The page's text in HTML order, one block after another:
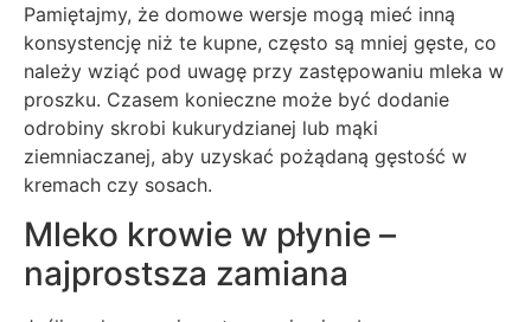
Pamiętajmy, że domowe wersje mogą mieć inną
konsystencję niż te kupne, często są mniej gęste, co
należy wziąć pod uwagę przy zastępowaniu mleka w
proszku. Czasem konieczne może być dodanie
odrobiny skrobi kukurydzianej lub mąki
ziemniaczanej, aby uzyskać pożądaną gęstość w
kremach czy sosach.
Mleko krowie w płynie –
najprostsza zamiana